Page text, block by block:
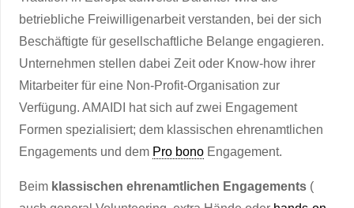
betriebliche Freiwilligenarbeit verstanden, bei der sich
Beschäftigte für gesellschaftliche Belange engagieren.
Unternehmen stellen dabei Zeit oder Know-how ihrer
Mitarbeiter für eine Non-Profit-Organisation zur
Verfügung. AMAIDI hat sich auf zwei Engagement
Formen spezialisiert; dem klassischen ehrenamtlichen
Engagements und dem Pro bono Engagement.
Beim klassischen ehrenamtlichen Engagements (